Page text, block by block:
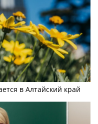
в Алтайский край